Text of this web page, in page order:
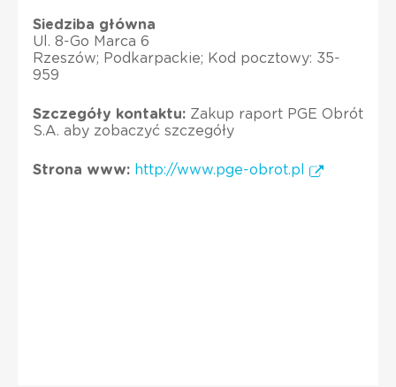
Siedziba główna
Ul. 8-Go Marca 6
Rzeszów; Podkarpackie; Kod pocztowy: 35-
959
Szczegóły kontaktu: Zakup raport PGE Obrót
S.A. aby zobaczyć szczegóły
Strona www: http://www.pge-obrot.pl